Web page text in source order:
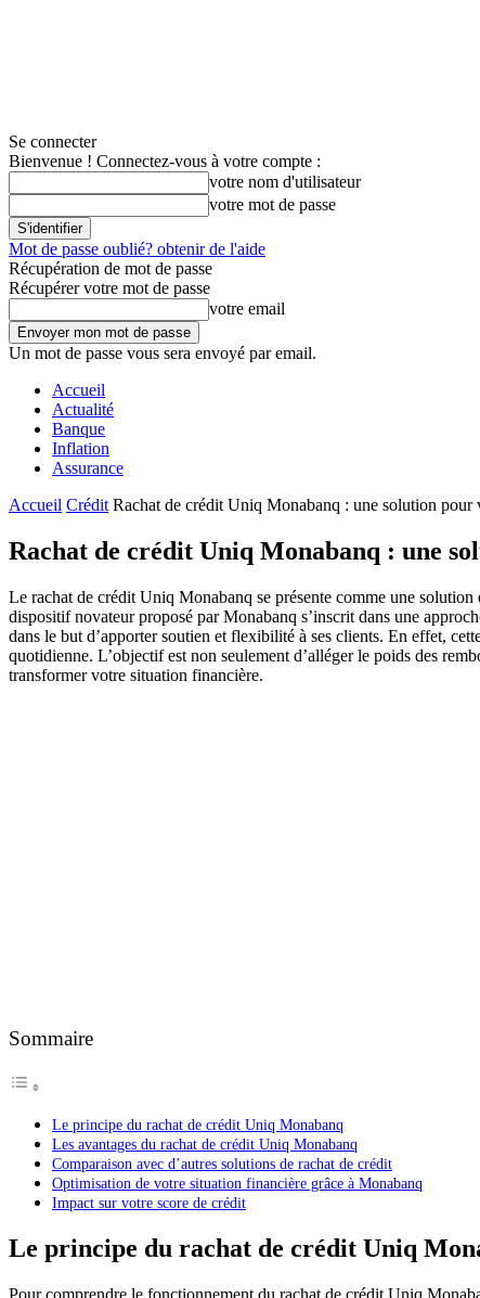
Se connecter
Bienvenue ! Connectez-vous à votre compte :
votre nom d'utilisateur
votre mot de passe
Mot de passe oublié? obtenir de l'aide
Récupération de mot de passe
Récupérer votre mot de passe
votre email
Un mot de passe vous sera envoyé par email.
Accueil
Actualité
Banque
Inflation
Assurance
Accueil Crédit Rachat de crédit Uniq Monabanq : une solution pour
Rachat de crédit Uniq Monabanq : une
Le rachat de crédit Uniq Monabanq se présente comme une
dispositif novateur proposé par Monabanq s’inscrit dans une
dans le but d’apporter soutien et flexibilité à ses clients. En effet,
quotidienne. L’objectif est non seulement d’alléger le poids des
transformer votre situation financière.
Sommaire
Le principe du rachat de crédit Uniq Monabanq
Les avantages du rachat de crédit Uniq Monabanq
Comparaison avec d’autres solutions de rachat de crédit
Optimisation de votre situation financière grâce à Monabanq
Impact sur votre score de crédit
Le principe du rachat de crédit Uniq
Pour comprendre le fonctionnement du rachat de crédit Uniq